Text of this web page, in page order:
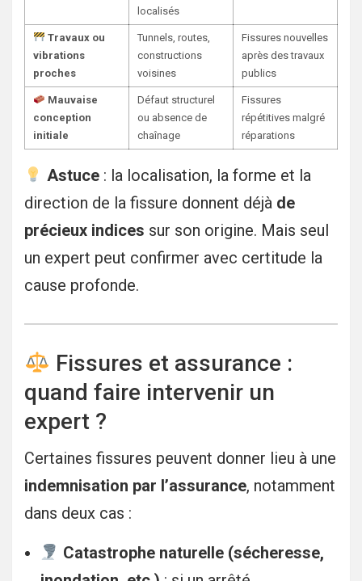
localisés
Travaux ou
vibrations
proches
Tunnels, routes,
constructions
voisines
Fissures nouvelles
après des travaux
publics
Mauvaise
conception
initiale
Défaut structurel
ou absence de
chaînage
Fissures
répétitives malgré
réparations
Astuce: la localisation, la forme et la
direction de la fissure donnent déjà de
précieux indices sur son origine. Mais seul
un expert peut confirmer avec certitude la
cause profonde.
Fissures et assurance :
quand faire intervenir un
expert ?
Certaines fissures peuvent donner lieu à une
indemnisation par l’assurance, notamment
dans deux cas :
Catastrophe naturelle (sécheresse,